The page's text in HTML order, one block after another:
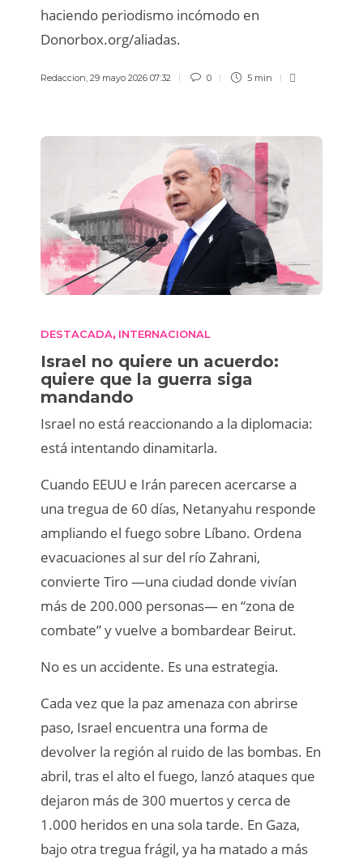
haciendo periodismo incómodo en
Donorbox.org/aliadas.
Redaccion 29 mayo 2026 07:32 0 5 min
DESTACADA, INTERNACIONAL
Israel no quiere un acuerdo:
quiere que la guerra siga
mandando
Israel no está reaccionando a la diplomacia:
está intentando dinamitarla.
Cuando EEUU e Irán parecen acercarse a
una tregua de 60 días, Netanyahu responde
ampliando el fuego sobre Líbano. Ordena
evacuaciones al sur del río Zahrani,
convierte Tiro —una ciudad donde vivían
más de 200.000 personas— en “zona de
combate” y vuelve a bombardear Beirut.
No es un accidente. Es una estrategia.
Cada vez que la paz amenaza con abrirse
paso, Israel encuentra una forma de
devolver la región al ruido de las bombas. En
abril, tras el alto el fuego, lanzó ataques que
dejaron más de 300 muertos y cerca de
1.000 heridos en una sola tarde. En Gaza,
bajo otra tregua frágil, ya ha matado a más